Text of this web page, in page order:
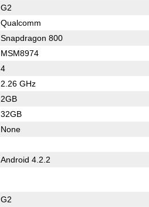
G2
Qualcomm
Snapdragon 800
MSM8974
4
2.26 GHz
2GB
32GB
None
Android 4.2.2
G2